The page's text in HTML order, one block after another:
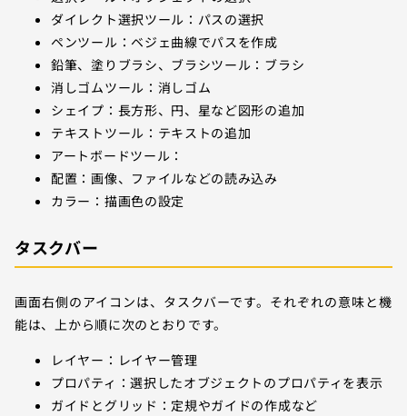
ダイレクト選択ツール：パスの選択
ペンツール：ベジェ曲線でパスを作成
鉛筆、塗りブラシ、ブラシツール：ブラシ
消しゴムツール：消しゴム
シェイプ：長方形、円、星など図形の追加
テキストツール：テキストの追加
アートボードツール：
配置：画像、ファイルなどの読み込み
カラー：描画色の設定
タスクバー
画面右側のアイコンは、タスクバーです。それぞれの意味と機
能は、上から順に次のとおりです。
レイヤー：レイヤー管理
プロパティ：選択したオブジェクトのプロパティを表示
ガイドとグリッド：定規やガイドの作成など